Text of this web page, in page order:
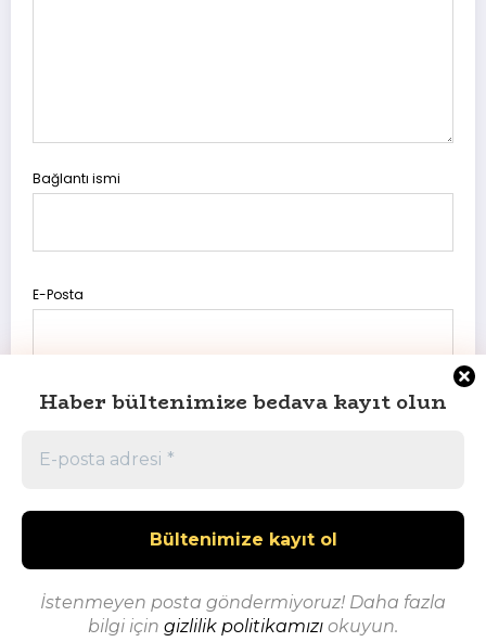
Haber bültenimize bedava kayıt olun
İstenmeyen posta göndermiyoruz! Daha fazla
bilgi için gizlilik politikamızı okuyun.
Bağlantı ismi
E-Posta
adresim ve site adresim bu tarayıcıya kaydedilsin.
Powered By Onur Akpınar | Powered BySpiceThemes